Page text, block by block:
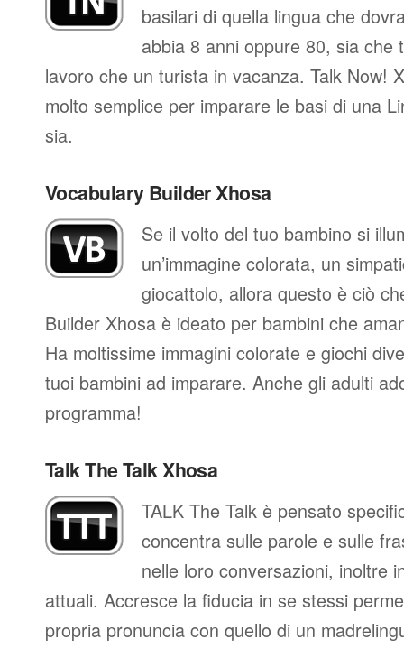
basilari di quella lingua che
abbia 8 anni oppure 80, sia che
lavoro che un turista in vacanza. Talk Now!
molto semplice per imparare le basi di una
sia.
Vocabulary Builder Xhosa
Se il volto del tuo bambino si
un’immagine colorata, un
giocattolo, allora questo è ciò
Builder Xhosa è ideato per bambini che
Ha moltissime immagini colorate e giochi
tuoi bambini ad imparare. Anche gli adulti
programma!
Talk The Talk Xhosa
TALK The Talk è pensato
concentra sulle parole e sulle
nelle loro conversazioni, inoltre
attuali. Accresce la fiducia in se stessi
propria pronuncia con quello di un